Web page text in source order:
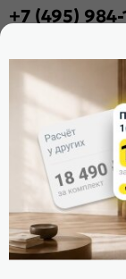
+7 (495)
Расскажите о нас
Оцените магазин
ИКС 1340
© 2010—2026